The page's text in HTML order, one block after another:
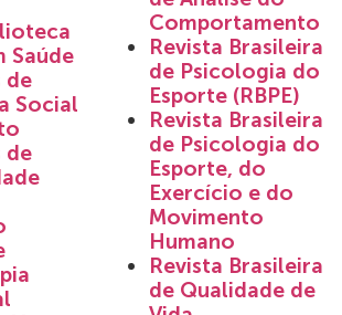
Saúde
de
Social
de
Comportamento
Revista Brasileira
de Psicologia do
Esporte (RBPE)
Revista Brasileira
de Psicologia do
Esporte, do
Exercício e do
Movimento
Humano
Revista Brasileira
de Qualidade de